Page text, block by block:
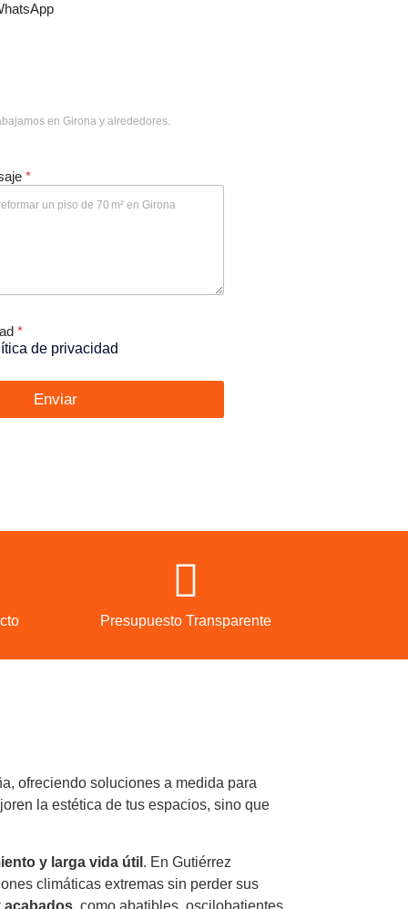
*
*
de privacidad
Enviar
Presupuesto Transparente
ofreciendo soluciones a medida para
la estética de tus espacios, sino que
y larga vida útil . En Gutiérrez
climáticas extremas sin perder sus
acabados , como abatibles, oscilobatientes,